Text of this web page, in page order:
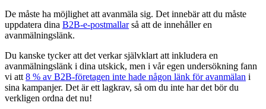
De måste ha möjlighet att avanmäla sig. Det innebär att du måste
uppdatera dina B2B-e-postmallarså att de innehåller en
avanmälningslänk.
Du kanske tycker att det verkar självklart att inkludera en
avanmälningslänk i dina utskick, men i vår egen undersökning fann
vi att 8 % av B2B-företagen inte hade någon länk för avanmälan i
sina kampanjer. Det är ett lagkrav, så om du inte har det bör du
verkligen ordna det nu!